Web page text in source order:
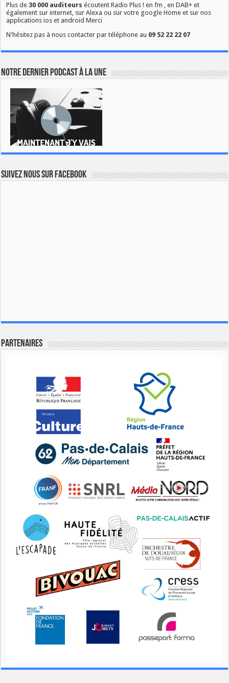
Plus de30 000 auditeurs écoutent Radio Plus ! en fm , en DAB+ et
également sur internet, sur Alexa ou sur votre google Home et sur nos
applications ios et android Merci
N'hésitez pas à nous contacter par téléphone au 09 52 22 22 07
Notre dernier podcast à la une
Suivez nous sur Facebook
Partenaires